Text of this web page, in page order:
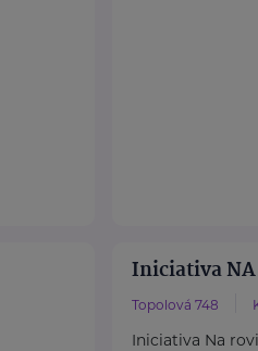
Iniciativa NA
Topolová 748
Iniciativa Na